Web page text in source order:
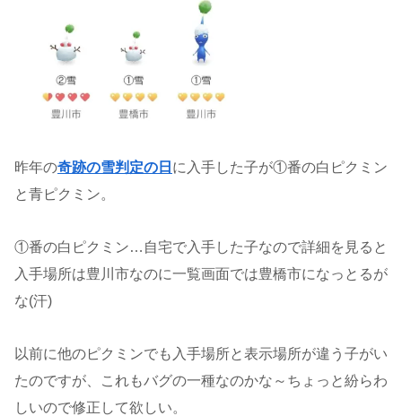
昨年の奇跡の雪判定の日 に入手した子が①番の白ピクミン
と青ピクミン。
①番の白ピクミン…自宅で入手した子なので詳細を見ると
入手場所は豊川市なのに一覧画面では豊橋市になっとるが
な(汗)
以前に他のピクミンでも入手場所と表示場所が違う子がい
たのですが、これもバグの一種なのかな～ちょっと紛らわ
しいので修正して欲しい。